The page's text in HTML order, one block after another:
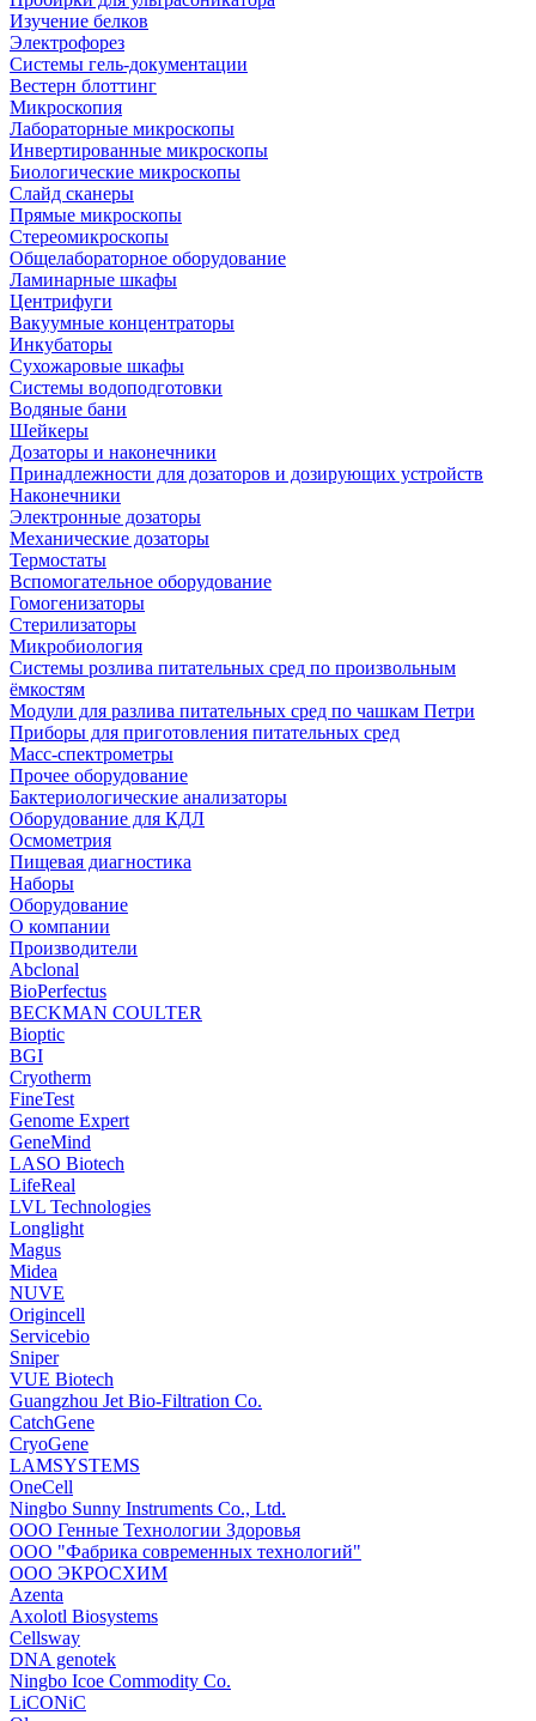
Изучение белков
Электрофорез
Системы гель-документации
Вестерн блоттинг
Микроскопия
Лабораторные микроскопы
Инвертированные микроскопы
Биологические микроскопы
Слайд сканеры
Прямые микроскопы
Стереомикроскопы
Общелабораторное оборудование
Ламинарные шкафы
Центрифуги
Вакуумные концентраторы
Инкубаторы
Сухожаровые шкафы
Системы водоподготовки
Водяные бани
Шейкеры
Дозаторы и наконечники
Принадлежности для дозаторов и дозирующих устройств
Наконечники
Электронные дозаторы
Механические дозаторы
Термостаты
Вспомогательное оборудование
Гомогенизаторы
Стерилизаторы
Микробиология
Системы розлива питательных сред по произвольным
ёмкостям
Модули для разлива питательных сред по чашкам Петри
Приборы для приготовления питательных сред
Масс-спектрометры
Прочее оборудование
Бактериологические анализаторы
Оборудование для КДЛ
Осмометрия
Пищевая диагностика
Наборы
Оборудование
О компании
Производители
Abclonal
BioPerfectus
BECKMAN COULTER
Bioptic
BGI
Cryotherm
FineTest
Genome Expert
GeneMind
LASO Biotech
LifeReal
LVL Technologies
Longlight
Magus
Midea
NUVE
Origincell
Servicebio
Sniper
VUE Biotech
Guangzhou Jet Bio-Filtration Co.
CatchGene
CryoGene
LAMSYSTEMS
OneCell
Ningbo Sunny Instruments Co., Ltd.
ООО Генные Технологии Здоровья
ООО "Фабрика современных технологий"
ООО ЭКРОСХИМ
Azenta
Axolotl Biosystems
Cellsway
DNA genotek
Ningbo Icoe Commodity Co.
LiCONiC